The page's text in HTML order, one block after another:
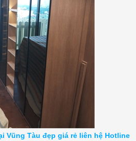
Vũng Tàu đẹp giá rẻ liên hệ Hotline